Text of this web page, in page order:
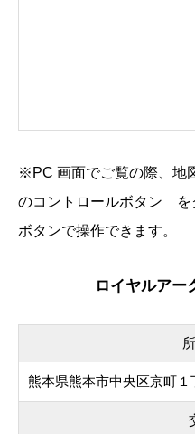
※PC 画面でご覧の際、地
のコントロールボタン
ボタンで操作できます。
ロイヤルアー
熊本県熊本市中央区京町１